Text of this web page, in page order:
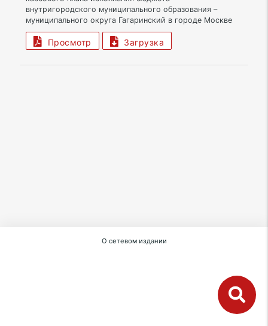
внутригородского муниципального образования –
муниципального округа Гагаринский в городе Москве
Просмотр Загрузка
О сетевом издании